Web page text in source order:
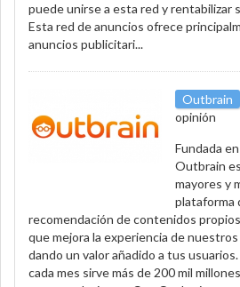
puede unirse a esta red y rentabilizar
Esta red de anuncios ofrece
anuncios publicitari...
Outbrain
opinión
Fundada
Outbrain
mayores y
plataforma
recomendación de contenidos
que mejora la experiencia de
dando un valor añadido a tus
cada mes sirve más de 200 mil